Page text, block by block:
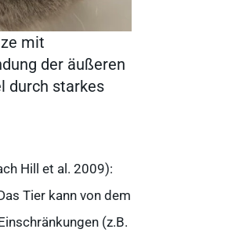
mit
der äußeren
durch starkes
Hill et al. 2009):
Tier kann von dem
(z.B.